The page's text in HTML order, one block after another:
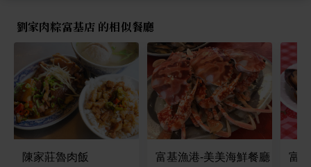
劉家肉粽富基店 的相似餐廳
陳家莊魯肉飯 富基漁港-美美海鮮餐廳 富